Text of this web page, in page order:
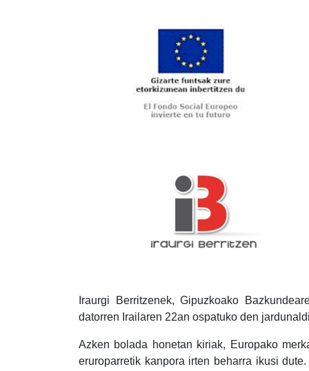
Iraurgi Berritzenek, Gipuzkoako
datorren Irailaren 22an ospatuko den
Azken bolada honetan kiriak, Europako
eruroparretik kanpora irten beharra ikusi